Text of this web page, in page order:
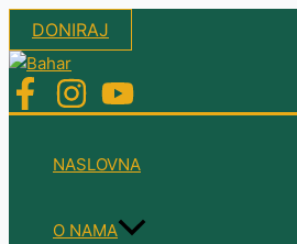
Skip
to
content
DONIRAJ
NASLOVNA
O NAMA